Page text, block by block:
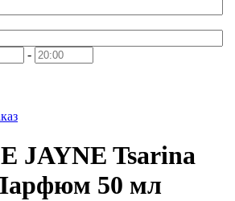
-
JAYNE Tsarina
50 мл